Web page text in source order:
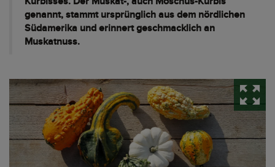
genannt, stammt ursprünglich aus dem nördlichen
Südamerika und erinnert geschmacklich an
Muskatnuss.